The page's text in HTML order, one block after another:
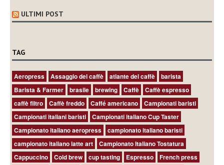
ULTIMI POST
TAG
Aeropress Assaggio del caffè atlante del caffè
barista
Barista & Farmer
brasile brewing Caffè
Caffè espresso
caffè filtro
Caffè freddo Caffé americano
Campionati baristi
Campionati italiani baristi
Campionati italiano Cup Taster
Campionato italiano aeropress
campionato italiano baristi
campionato italiano latte art
Campionato Italiano Tostatura
Cappuccino
Cold brew cup tasting Espresso
French press